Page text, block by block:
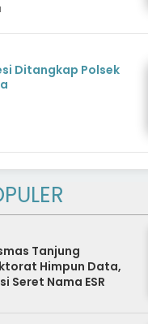
Ditangkap Polsek
Tanjung
Himpun Data,
Seret Nama ESR